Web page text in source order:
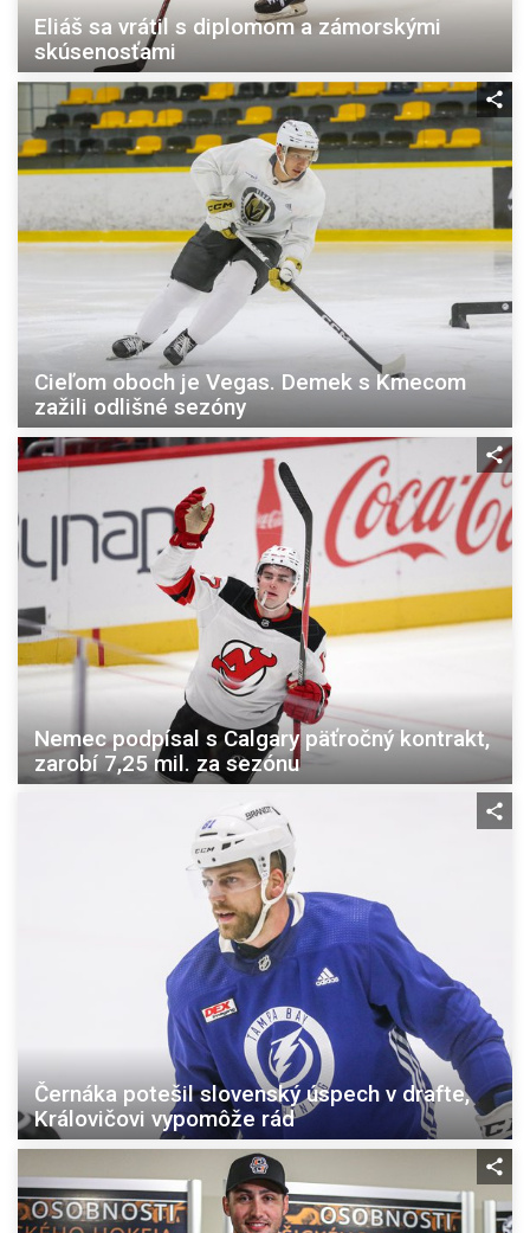
Eliáš sa vrátil s diplomom a zámorskými
skúsenosťami
Cieľom oboch je Vegas. Demek s Kmecom
zažili odlišné sezóny
Nemec podpísal s Calgary päťročný kontrakt,
zarobí 7,25 mil. za sezónu
Černáka potešil slovenský úspech v drafte,
Královičovi vypomôže rád